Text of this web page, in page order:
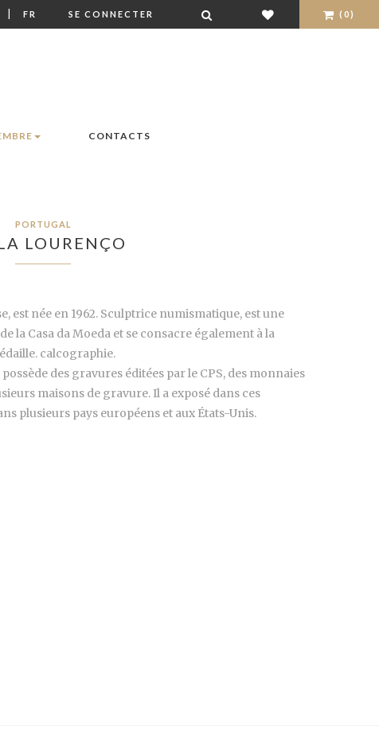
| FR SE CONNECTER (0)
CONTACTS
PORTUGAL
LOURENÇO
est née en 1962. Sculptrice numismatique, est une
la Casa da Moeda et se consacre également à la
calcographie.
possède des gravures éditées par le CPS, des monnaies
maisons de gravure. Il a exposé dans ces
plusieurs pays européens et aux États-Unis.